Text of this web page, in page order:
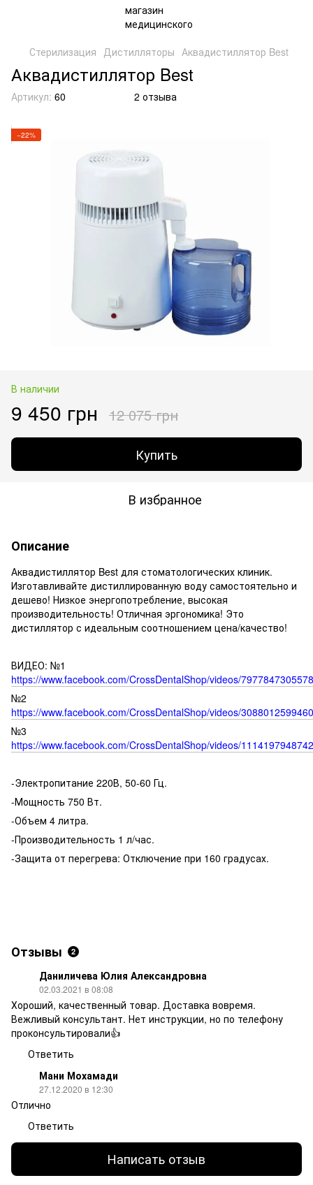
Стерилизация Дистилляторы Аквадистиллятор Best
Аквадистиллятор Best
Артикул: 60 2 отзыва
−22%
В наличии
9 450 грн 12 075 грн
Купить
В избранное
Описание
Аквадистиллятор Best для стоматологических клиник.
Изготавливайте дистиллированную воду самостоятельно и
дешево! Низкое энергопотребление, высокая
производительность! Отличная эргономика! Это
дистиллятор с идеальным соотношением цена/качество!
ВИДЕО: №1
https://www.facebook.com/CrossDentalShop/videos/
№2
https://www.facebook.com/CrossDentalShop/videos/
№3
https://www.facebook.com/CrossDentalShop/videos/
-Электропитание 220В, 50-60 Гц.
-Мощность 750 Вт.
-Объем 4 литра.
-Производительность 1 л/час.
-Защита от перегрева: Отключение при 160 градусах.
Отзывы 2
Даниличева Юлия Александровна
02.03.2021 в 08:08
Хороший, качественный товар. Доставка вовремя.
Вежливый консультант. Нет инструкции, но по телефону
проконсультировали👍
Ответить
Мани Мохамади
27.12.2020 в 12:30
Отлично
Ответить
Написать отзыв